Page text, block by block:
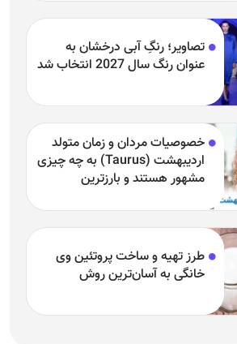
تصاویر؛ رنگِ آبی درخشان به
عنوان رنگ سال 2027 انتخاب شد
خصوصیات مردان و زمان متولد
اردیبهشت (Taurus) به چه چیزی
مشهور هستند و بارزترین
طرز تهیه و ساخت پروتئین وی
خانگی به آسان‌ترین روش